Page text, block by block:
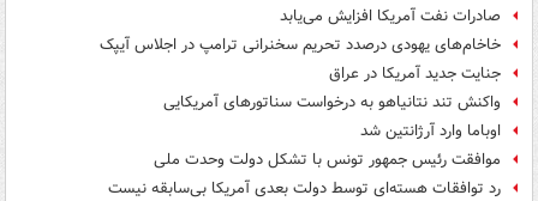
صادرات نفت آمریکا افزایش می‌یابد
خاخام‌های یهودی درصدد تحریم سخنرانی ترامپ در اجلاس آیپک
جنایت جدید آمریکا در عراق
واکنش تند نتانیاهو به درخواست سناتورهای آمریکایی
اوباما وارد آرژانتین شد
موافقت رئیس جمهور تونس با تشکل دولت وحدت ملی
رد توافقات هسته‌ای توسط دولت‌ بعدی آمریکا بی‌سابقه نیست